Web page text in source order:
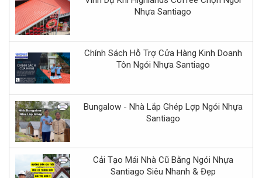
Nhựa Santiago
Chính Sách Hỗ Trợ Cửa Hàng Kinh Doanh
Tôn Ngói Nhựa Santiago
Bungalow - Nhà Lắp Ghép Lợp Ngói Nhựa
Santiago
Cải Tạo Mái Nhà Cũ Bằng Ngói Nhựa
Santiago Siêu Nhanh & Đẹp